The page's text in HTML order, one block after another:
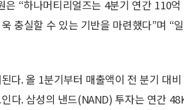
은 “하나머티리얼즈는 4분기 연간 110
충실할 수 있는 기반을 마련했다”며 “
다. 올 1분기부터 매출액이 전 분기 대
다. 삼성의 낸드(NAND) 투자는 연간